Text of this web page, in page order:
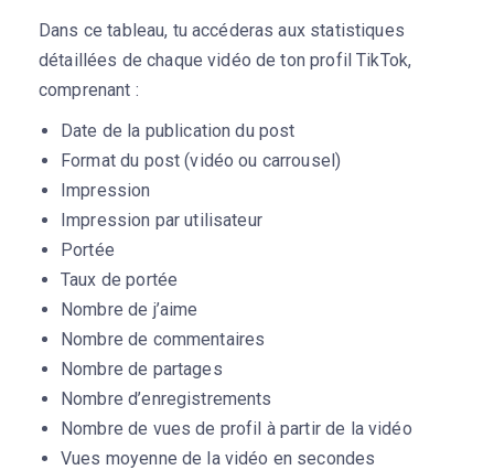
Dans ce tableau, tu accéderas aux statistiques
détaillées de chaque vidéo de ton profil TikTok,
comprenant :
Date de la publication du post
Format du post (vidéo ou carrousel)
Impression
Impression par utilisateur
Portée
Taux de portée
Nombre de j’aime
Nombre de commentaires
Nombre de partages
Nombre d’enregistrements
Nombre de vues de profil à partir de la vidéo
Vues moyenne de la vidéo en secondes